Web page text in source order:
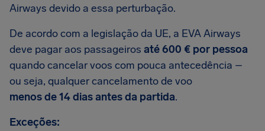
Airways devido a essa perturbação.
De acordo com a legislação da UE, a EVA Airways
deve pagar aos passageiros até 600 € por pessoa
quando cancelar voos com pouca antecedência –
ou seja, qualquer cancelamento de voo
menos de 14 dias antes da partida.
Exceções: